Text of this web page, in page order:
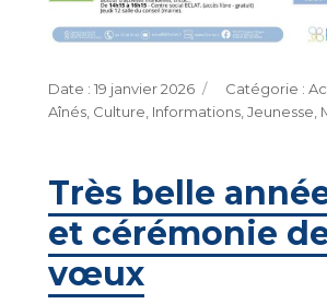
Publié
le
19 janvier 2026
Aînés, Culture, Informations,Jeunesse,
Très belle
et cérémonie
vœux